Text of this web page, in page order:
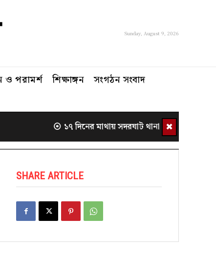
Sunday, August 9, 2026
পরামর্শ শিক্ষাঙ্গন
সংগঠন সংবাদ
১৭ দিনের মাথায় সদরঘাট থানা থেকে সরলেন
✖
SHARE ARTICLE